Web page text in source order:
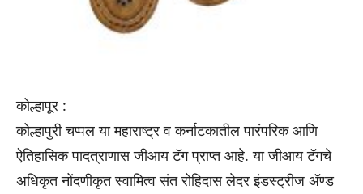
कोल्हापूर :
कोल्हापुरी चप्पल या महाराष्ट्र व कर्नाटकातील पारंपरिक आणि
ऐतिहासिक पादत्राणास जीआय टॅग प्राप्त आहे. या जीआय टॅगचे
अधिकृत नोंदणीकृत स्वामित्व संत रोहिदास लेदर इंडस्ट्रीज अ‍ॅण्ड